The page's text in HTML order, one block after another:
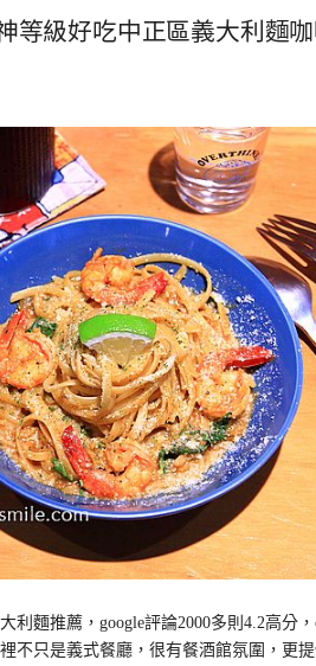
等級好吃中正區義大利麵
麵推薦，google評論2000多則4.2高分
不只是義式餐廳，很有餐酒館氛圍，更